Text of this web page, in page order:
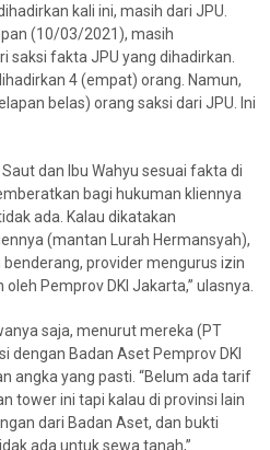
kali ini, masih dari JPU.
(10/03/2021), masih
fakta JPU yang dihadirkan.
4 (empat) orang. Namun,
belas) orang saksi dari JPU. Ini
dan Ibu Wahyu sesuai fakta di
bagi hukuman kliennya
ada. Kalau dikatakan
(mantan Lurah Hermansyah),
provider mengurus izin
Pemprov DKI Jakarta,” ulasnya.
saja, menurut mereka (PT
dengan Badan Aset Pemprov DKI
angka yang pasti. “Belum ada tarif
tower ini tapi kalau di provinsi lain
dari Badan Aset, dan bukti
ada untuk sewa tanah,”